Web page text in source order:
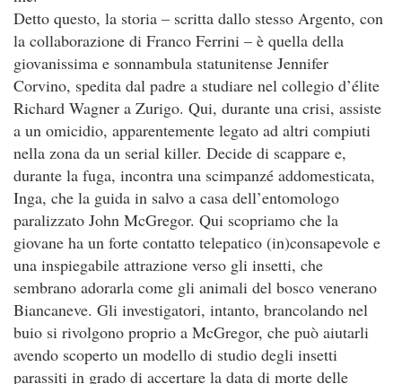
Detto questo, la storia – scritta dallo stesso Argento, con
la collaborazione di Franco Ferrini – è quella della
giovanissima e sonnambula statunitense Jennifer
Corvino, spedita dal padre a studiare nel collegio d’élite
Richard Wagner a Zurigo. Qui, durante una crisi, assiste
a un omicidio, apparentemente legato ad altri compiuti
nella zona da un serial killer. Decide di scappare e,
durante la fuga, incontra una scimpanzé addomesticata,
Inga, che la guida in salvo a casa dell’entomologo
paralizzato John McGregor. Qui scopriamo che la
giovane ha un forte contatto telepatico (in)consapevole e
una inspiegabile attrazione verso gli insetti, che
sembrano adorarla come gli animali del bosco venerano
Biancaneve. Gli investigatori, intanto, brancolando nel
buio si rivolgono proprio a McGregor, che può aiutarli
avendo scoperto un modello di studio degli insetti
parassiti in grado di accertare la data di morte delle